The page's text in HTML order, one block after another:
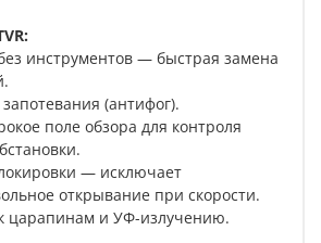
инструментов — быстрая замена
(антифог).
поле обзора для контроля
— исключает
открывание при скорости.
царапинам и УФ-излучению.